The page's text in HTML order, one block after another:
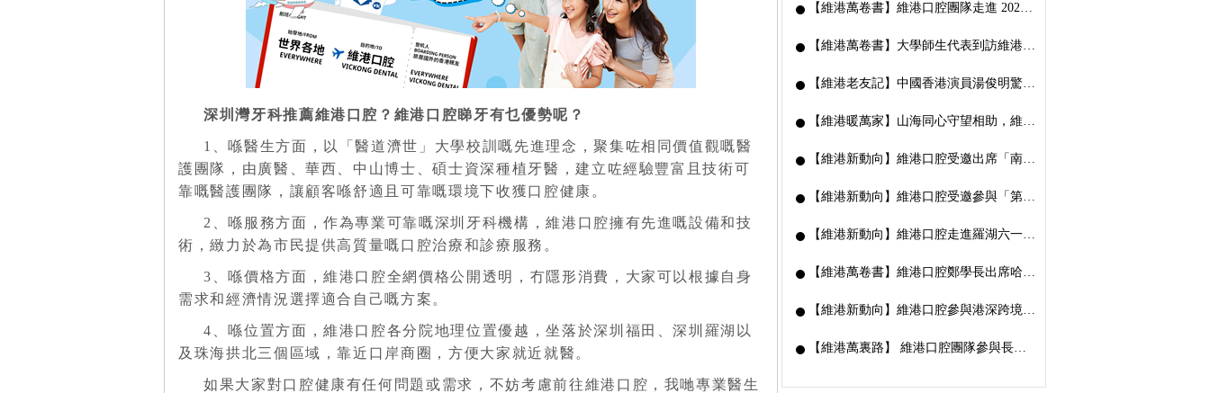
深圳灣牙科推薦維港口腔？維港口腔睇牙有乜優勢呢？
1、喺醫生方面，以「醫道濟世」大學校訓嘅先進理念，聚集咗相同價值觀嘅醫
護團隊，由廣醫、華西、中山博士、碩士資深種植牙醫，建立咗經驗豐富且技術可
靠嘅醫護團隊，讓顧客喺舒適且可靠嘅環境下收獲口腔健康。
2、喺服務方面，作為專業可靠嘅深圳牙科機構，維港口腔擁有先進嘅設備和技
術，緻力於為市民提供高質量嘅口腔治療和診療服務。
3、喺價格方面，維港口腔全網價格公開透明，冇隱形消費，大家可以根據自身
需求和經濟情況選擇適合自己嘅方案。
4、喺位置方面，維港口腔各分院地理位置優越，坐落於深圳福田、深圳羅湖以
及珠海拱北三個區域，靠近口岸商圈，方便大家就近就醫。
如果大家對口腔健康有任何問題或需求，不妨考慮前往維港口腔，我哋專業醫生
【維港萬卷書】維港口腔團隊走進 2026 香港書展：以閱讀拓視野，以學習築專業
【維港萬卷書】大學師生代表到訪維港口腔參觀交流，深化校企合作共促口腔醫學發展
【維港老友記】中國香港演員湯俊明驚喜現身維港口腔羅湖國貿院，擔任「明星一日店長」
【維港暖萬家】山海同心守望相助，維港口腔向廣西捐資數萬元傳遞溫暖善意
【維港新動向】維港口腔受邀出席「南湖100」品牌發佈會，榮獲南湖街道突出貢獻企業殊榮
【維港新動向】維港口腔受邀參與「第五屆香港潮州節」，推廣僑批文化，共促潮港交流
【維港新動向】維港口腔走進羅湖六一遊園會｜義診送關懷，守護小朋友牙齒健康
【維港萬卷書】維港口腔鄭學長出席哈工大「AI 時代下的灣區新航線」商學思享交流會
【維港新動向】維港口腔參與港深跨境學童港校通活動，搭建兩地學童溝通橋樑
【維港萬裏路】 維港口腔團隊參與長洲太平清醮 感受非遺文化魅力